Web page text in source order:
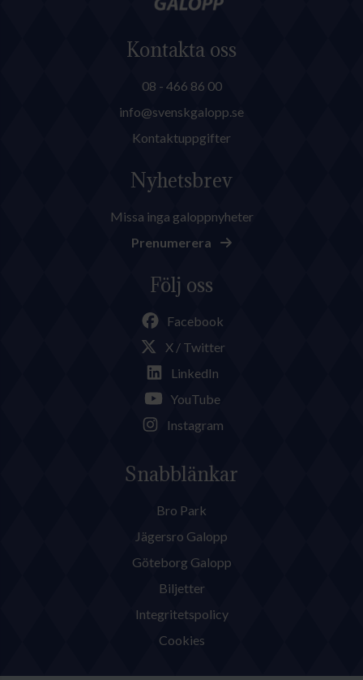
Kontakta oss
08 - 466 86 00
info@svenskgalopp.se
Kontaktuppgifter
Nyhetsbrev
Missa inga galoppnyheter
Prenumerera
Följ oss
Facebook
X / Twitter
LinkedIn
YouTube
Instagram
Snabblänkar
Bro Park
Jägersro Galopp
Göteborg Galopp
Biljetter
Integritetspolicy
Cookies